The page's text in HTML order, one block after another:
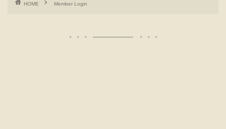
HOME Member Login